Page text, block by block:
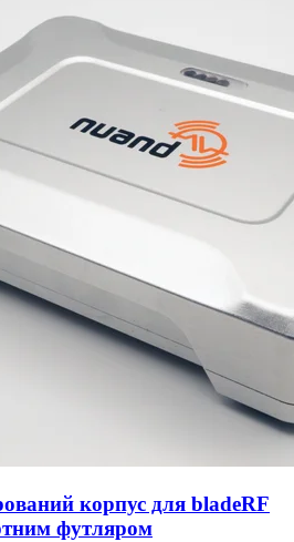
корпус для bladeRF
футляром